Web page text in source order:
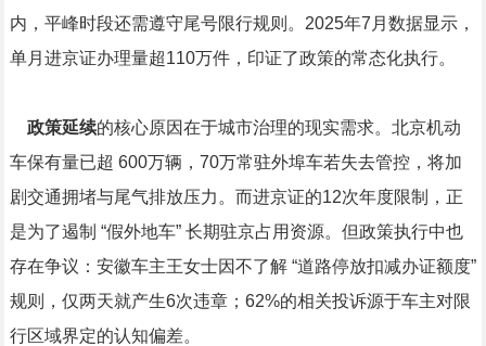
内，平峰时段还需遵守尾号限行规则。2025年7月数据显示，
单月进京证办理量超110万件，印证了政策的常态化执行。
政策延续的核心原因在于城市治理的现实需求。北京机动
车保有量已超 600万辆，70万常驻外埠车若失去管控，将加
剧交通拥堵与尾气排放压力。而进京证的12次年度限制，正
是为了遏制 “假外地车” 长期驻京占用资源。但政策执行中也
存在争议：安徽车主王女士因不了解 “道路停放扣减办证额度”
规则，仅两天就产生6次违章；62%的相关投诉源于车主对限
行区域界定的认知偏差。